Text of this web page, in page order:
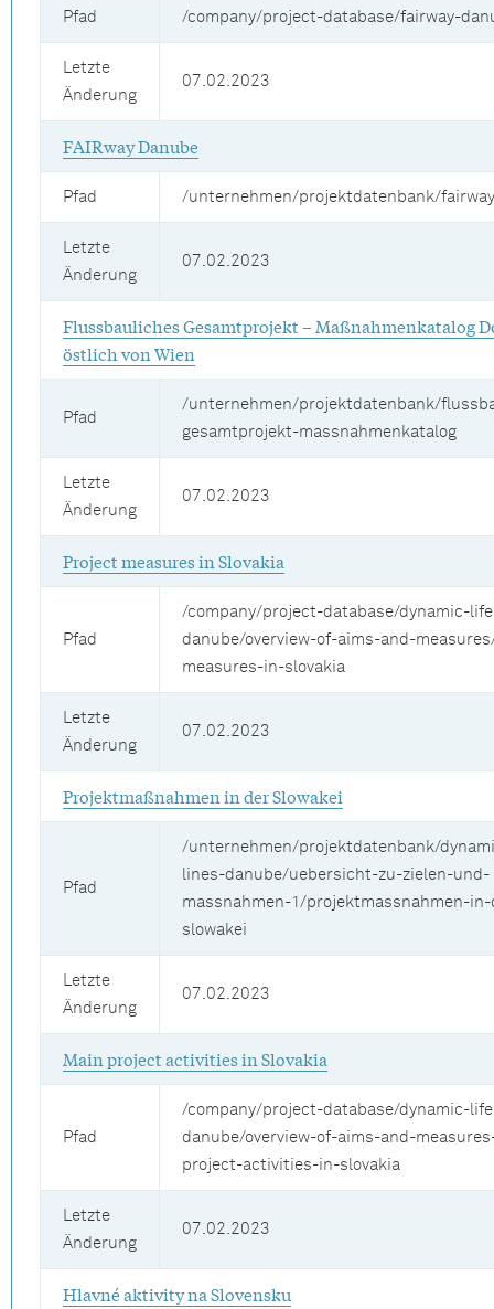
Pfad /company/project-database/fairway-
Letzte
Änderung
07.02.2023
FAIRway Danube
Pfad /unternehmen/projektdatenbank/
Letzte
Änderung
07.02.2023
Flussbauliches Gesamtprojekt – Maßnahmenkatalog
östlich von Wien
Pfad
/unternehmen/projektdatenbank/
gesamtprojekt-massnahmenkatalog
Letzte
Änderung
07.02.2023
Project measures in Slovakia
Pfad
/company/project-database/dynamic-
danube/overview-of-aims-and-
measures-in-slovakia
Letzte
Änderung
07.02.2023
Projektmaßnahmen in der Slowakei
Pfad
/unternehmen/projektdatenbank/
lines-danube/uebersicht-zu-zielen-und-
massnahmen-1/projektmassnahmen-
slowakei
Letzte
Änderung
07.02.2023
Main project activities in Slovakia
Pfad
/company/project-database/dynamic-
danube/overview-of-aims-and-
project-activities-in-slovakia
Letzte
Änderung
07.02.2023
Hlavné aktivity na Slovensku